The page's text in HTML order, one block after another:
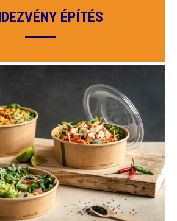
ÉPÍTÉS